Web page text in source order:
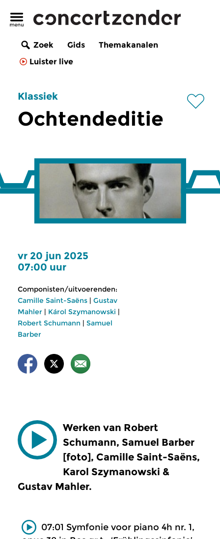
Zoek Gids
Themakanalen
Luister live
Klassiek
Ochtendeditie
vr 20 jun 2025
07:00 uur
Componisten/uitvoerenden:
Camille Saint-Saëns | Gustav
Mahler | Károl Szymanowski |
Robert Schumann | Samuel
Barber
Werken van Robert
Schumann, Samuel Barber
[foto], Camille Saint-Saëns,
Karol Szymanowski &
Gustav Mahler.
07:01 Symfonie voor piano 4h nr. 1,